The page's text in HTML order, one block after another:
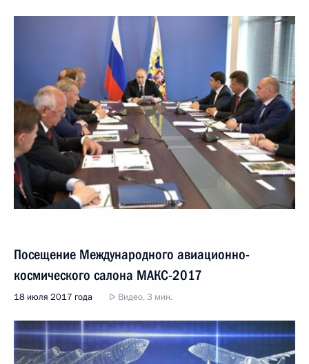
Посещение Международного авиационно-
космического салона МАКС-2017
18 июля 2017 года Видео, 3 мин.